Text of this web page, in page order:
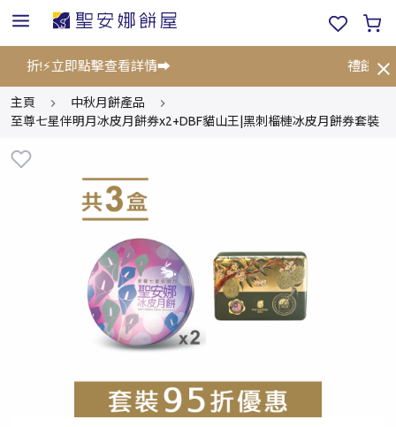
折!⚡立即點擊查看詳情➡️ 禮餅券
主頁
中秋月餅產品
至尊七星伴明月冰皮月餅券x2+DBF貓山王|黑刺榴槤冰皮月餅券套裝